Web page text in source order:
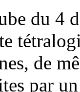
du 4
de
par